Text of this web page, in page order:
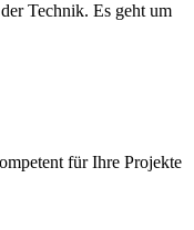
Technik. Es geht um
für Ihre Projekte